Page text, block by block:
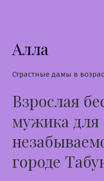
Алла
Страстные дамы в
Взрослая
мужика для
городе